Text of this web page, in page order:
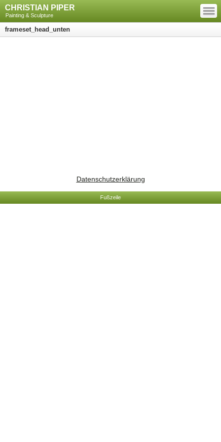
CHRISTIAN PIPER
Painting & Sculpture
—
—
—
frameset_head_unten
Datenschutzerklärung
Fußzeile